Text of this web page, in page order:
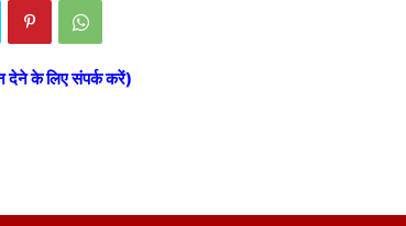
देने के लिए संपर्क करें)